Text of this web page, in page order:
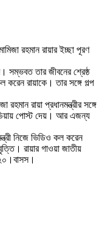
রহমান রায়ার ইচ্ছা পূরণ
সম্ভবত তার জীবনের শ্রেষ্ঠ
করেন রায়াকে। তার সঙ্গে গল্প
রায়া প্রধানমন্ত্রীর সঙ্গে
পোস্ট দেয়। আর এজন্য
নিজে ভিডিও কল করেন
রায়ার গাওয়া জাতীয়